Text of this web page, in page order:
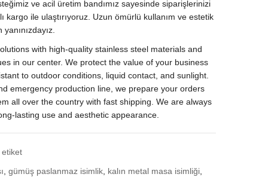
ve acil üretim bandımız sayesinde siparişlerinizi
kargo ile ulaştırıyoruz. Uzun ömürlü kullanım ve estetik
with high-quality stainless steel materials and
in our center. We protect the value of your business
to outdoor conditions, liquid contact, and sunlight.
emergency production line, we prepare your orders
all over the country with fast shipping. We are always
lasting use and aesthetic appearance.
etiket
,gümüş paslanmaz isimlik kalın metal masa isimliği